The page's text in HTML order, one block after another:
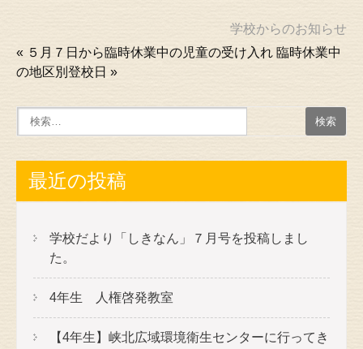
学校からのお知らせ
« ５月７日から臨時休業中の児童の受け入れ 臨時休業中
の地区別登校日 »
最近の投稿
学校だより「しきなん」７月号を投稿しまし
た。
4年生 人権啓発教室
【4年生】峡北広域環境衛生センターに行ってき